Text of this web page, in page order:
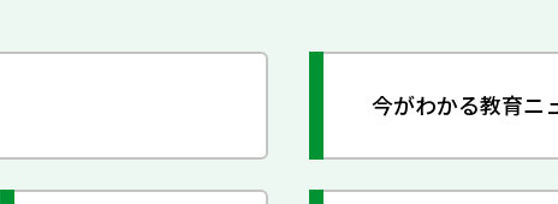
今がわかる教育ニ